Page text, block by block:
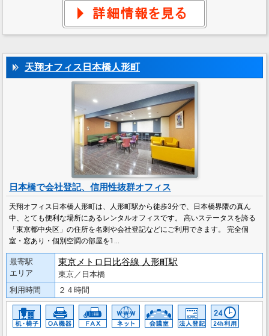
天翔オフィス日本橋人形町
日本橋で会社登記、信用性抜群オフィス
天翔オフィス日本橋人形町は、人形町駅から徒歩3分で、日本橋界隈の真ん
中、とても便利な場所にあるレンタルオフィスです。 高いステータスを誇る
「東京都中央区」の住所を名刺や会社登記などにご利用できます。 完全個
室・窓あり・個別空調の部屋を1…
最寄駅
エリア
東京メトロ日比谷線 人形町駅
東京／日本橋
利用時間
２４時間